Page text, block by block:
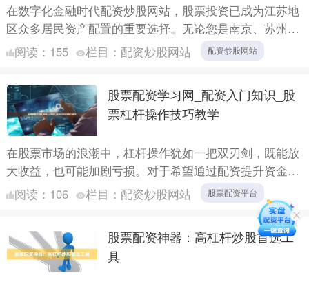
在数字化金融时代配资炒股网站，股票投资已成为江苏地
区众多居民资产配置的重要选择。无论您是南京、苏州、
无锡还是其他城市的投资者，了解高效、安全的开户流程
至关重要。....
阅读： 155 栏目： 配资炒股网站 配资炒股网站
股票配资学习网_配资入门知识_股
票杠杆操作技巧教学
在股票市场的浪潮中，杠杆操作犹如一把双刃剑，既能放
大收益，也可能加剧亏损。对于希望通过配资提升资金使
用效率的投资者而言股票配资平台，掌握科学的杠杆操作
技巧至关重....
阅读： 106 栏目： 配资炒股网站 股票配资平台
股票配资神器：高杠杆炒股首选工
具